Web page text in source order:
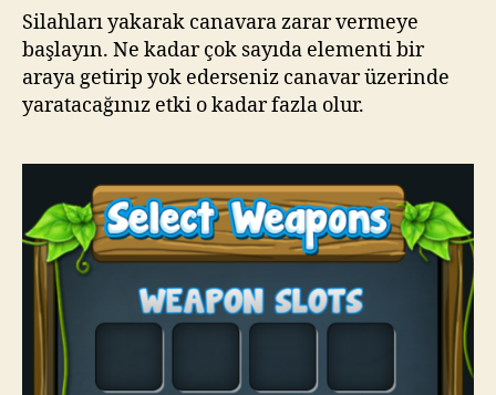
Silahları yakarak canavara zarar vermeye
başlayın. Ne kadar çok sayıda elementi bir
araya getirip yok ederseniz canavar üzerinde
yaratacağınız etki o kadar fazla olur.